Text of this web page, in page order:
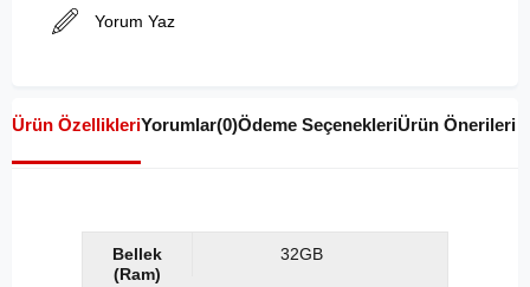
Yorum Yaz
Ürün ÖzellikleriYorumlar(0)Ödeme SeçenekleriÜrün Önerileri
Bellek
(Ram)
32GB